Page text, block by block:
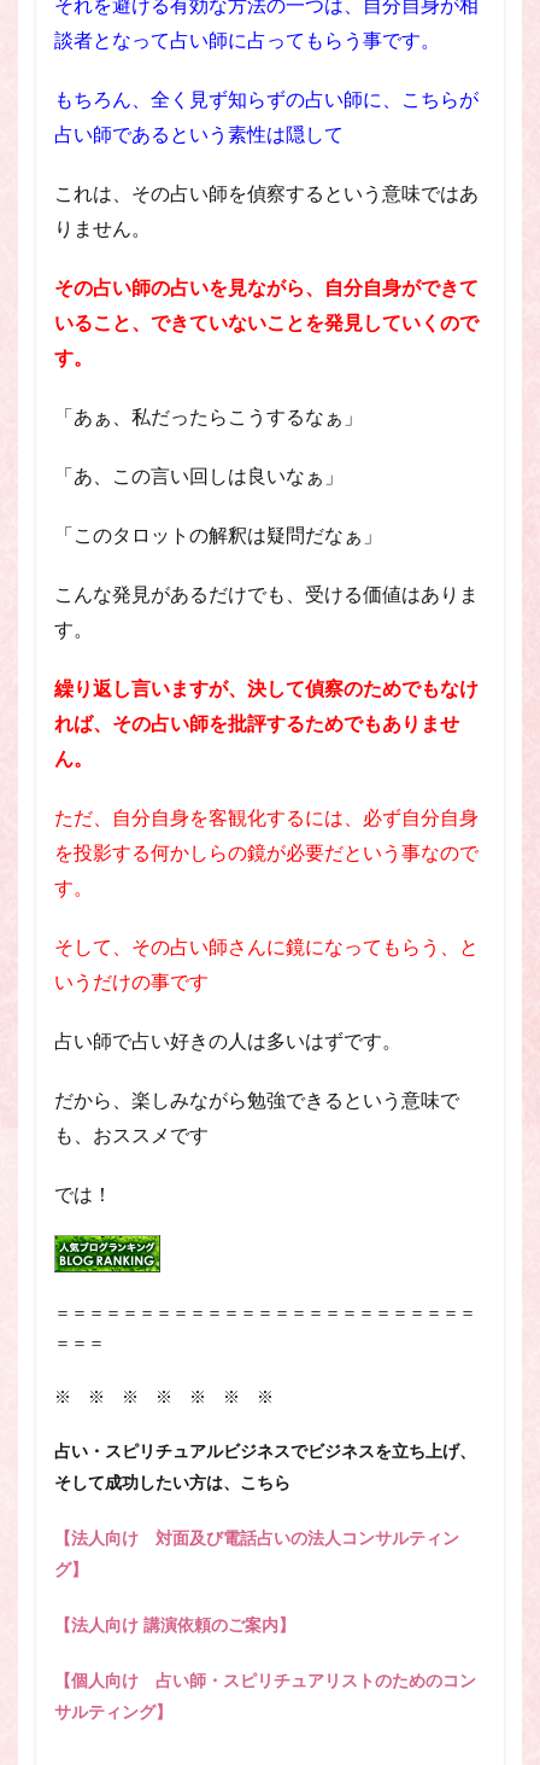
談者となって占い師に占ってもらう事です。
もちろん、全く見ず知らずの占い師に、こちらが
占い師であるという素性は隠して
これは、その占い師を偵察するという意味ではあ
りません。
その占い師の占いを見ながら、自分自身ができて
いること、できていないことを発見していくので
す。
「あぁ、私だったらこうするなぁ」
「あ、この言い回しは良いなぁ」
「このタロットの解釈は疑問だなぁ」
こんな発見があるだけでも、受ける価値はありま
す。
繰り返し言いますが、決して偵察のためでもなけ
れば、その占い師を批評するためでもありませ
ん。
ただ、自分自身を客観化するには、必ず自分自身
を投影する何かしらの鏡が必要だという事なので
す。
そして、その占い師さんに鏡になってもらう、と
いうだけの事です
占い師で占い好きの人は多いはずです。
だから、楽しみながら勉強できるという意味で
も、おススメです
では！
＝＝＝＝＝＝＝＝＝＝＝＝＝＝＝＝＝＝＝＝＝＝＝＝＝
＝＝＝
※ ※ ※ ※ ※ ※ ※
占い・スピリチュアルビジネスでビジネスを立ち上げ、
そして成功したい方は、こちら
【法人向け 対面及び電話占いの法人コンサルティン
グ】
【法人向け 講演依頼のご案内】
【個人向け 占い師・スピリチュアリストのためのコン
サルティング】